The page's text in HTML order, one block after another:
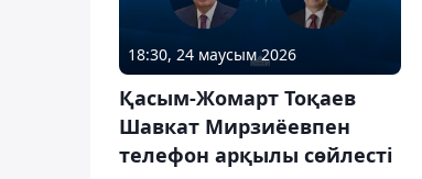
18:30, 24 маусым 2026
Қасым-Жомарт Тоқаев
Шавкат Мирзиёевпен
телефон арқылы сөйлесті